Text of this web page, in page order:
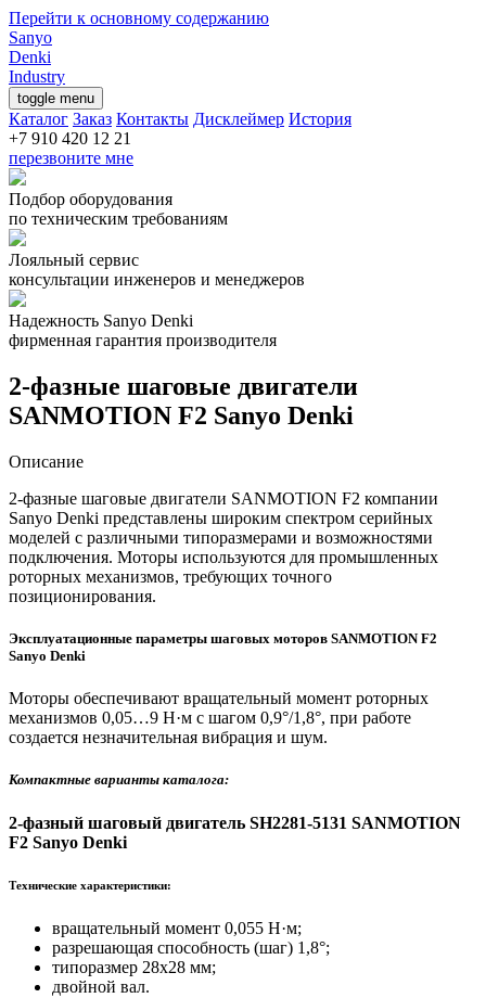
Перейти к основному содержанию
Sanyo
Denki
Industry
toggle menu
Каталог Заказ Контакты Дисклеймер История
перезвоните мне
Подбор оборудования
по техническим требованиям
Лояльный сервис
консультации инженеров и менеджеров
Надежность Sanyo Denki
фирменная гарантия производителя
2-фазные шаговые двигатели
SANMOTION F2 Sanyo Denki
Описание
2-фазные шаговые двигатели SANMOTION F2 компании
Sanyo Denki представлены широким спектром серийных
моделей с различными типоразмерами и возможностями
подключения. Моторы используются для промышленных
роторных механизмов, требующих точного
позиционирования.
Эксплуатационные параметры шаговых моторов SANMOTION F2
Sanyo Denki
Моторы обеспечивают вращательный момент роторных
механизмов 0,05…9 Н·м с шагом 0,9°/1,8°, при работе
создается незначительная вибрация и шум.
Компактные варианты каталога:
2-фазный шаговый двигатель SH2281-5131 SANMOTION
F2 Sanyo Denki
Технические характеристики:
вращательный момент 0,055 Н·м;
разрешающая способность (шаг) 1,8°;
типоразмер 28х28 мм;
двойной вал.